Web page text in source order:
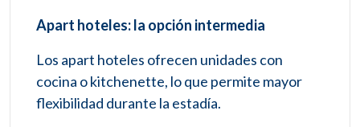
Apart hoteles: la opción intermedia
Los apart hoteles ofrecen unidades con
cocina o kitchenette, lo que permite mayor
flexibilidad durante la estadía.